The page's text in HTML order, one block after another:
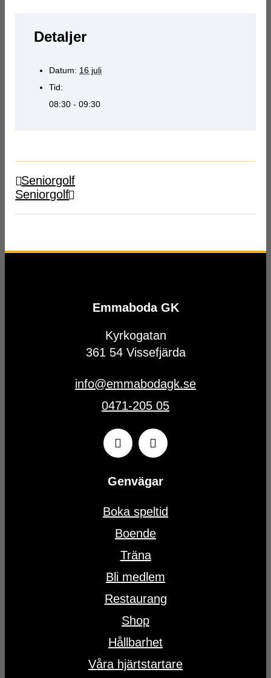
Detaljer
Datum: 16 juli
Tid:
08:30 - 09:30
Seniorgolf
Seniorgolf
Emmaboda GK
Kyrkogatan
361 54 Vissefjärda
info@emmabodagk.se
0471-205 05
Genvägar
Boka speltid
Boende
Träna
Bli medlem
Restaurang
Shop
Hållbarhet
Våra hjärtstartare